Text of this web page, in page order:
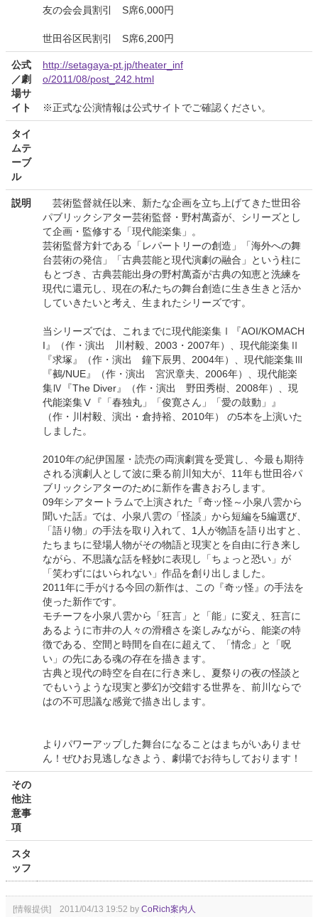
友の会会員割引 S席6,000円
世田谷区民割引 S席6,200円
公式
／劇
場サ
イト
http://setagaya-pt.jp/theater_inf
o/2011/08/post_242.html
※正式な公演情報は公式サイトでご確認ください。
タイ
ムテ
ーブ
ル
説明
芸術監督就任以来、新たな企画を立ち上げてきた世田谷
パブリックシアター芸術監督・野村萬斎が、シリーズとし
て企画・監修する「現代能楽集」。
芸術監督方針である「レパートリーの創造」「海外への舞
台芸術の発信」「古典芸能と現代演劇の融合」という柱に
もとづき、古典芸能出身の野村萬斎が古典の知恵と洗練を
現代に還元し、現在の私たちの舞台創造に生き生きと活か
していきたいと考え、生まれたシリーズです。
当シリーズでは、これまでに現代能楽集Ⅰ『AOI/KOMACH
I』（作・演出 川村毅、2003・2007年）、現代能楽集Ⅱ
『求塚』（作・演出 鐘下辰男、2004年）、現代能楽集Ⅲ
『鵺/NUE』（作・演出 宮沢章夫、2006年）、現代能楽
集Ⅳ『The Diver』（作・演出 野田秀樹、2008年）、現
代能楽集Ⅴ『「春独丸」「俊寛さん」「愛の鼓動」』
（作・川村毅、演出・倉持裕、2010年） の5本を上演いた
しました。
2010年の紀伊国屋・読売の両演劇賞を受賞し、今最も期待
される演劇人として波に乗る前川知大が、11年も世田谷パ
ブリックシアターのために新作を書きおろします。
09年シアタートラムで上演された『奇ッ怪～小泉八雲から
聞いた話』では、小泉八雲の「怪談」から短編を5編選び、
「語り物」の手法を取り入れて、1人が物語を語り出すと、
たちまちに登場人物がその物語と現実とを自由に行き来し
ながら、不思議な話を軽妙に表現し「ちょっと恐い」が
「笑わずにはいられない」作品を創り出しました。
2011年に手がける今回の新作は、この『奇ッ怪』の手法を
使った新作です。
モチーフを小泉八雲から「狂言」と「能」に変え、狂言に
あるように市井の人々の滑稽さを楽しみながら、能楽の特
徴である、空間と時間を自在に超えて、「情念」と「呪
い」の先にある魂の存在を描きます。
古典と現代の時空を自在に行き来し、夏祭りの夜の怪談と
でもいうような現実と夢幻が交錯する世界を、前川ならで
はの不可思議な感覚で描き出します。
よりパワーアップした舞台になることはまちがいありませ
ん！ぜひお見逃しなきよう、劇場でお待ちしております！
その
他注
意事
項
スタ
ッフ
[情報提供] 2011/04/13 19:52 by CoRich案内人